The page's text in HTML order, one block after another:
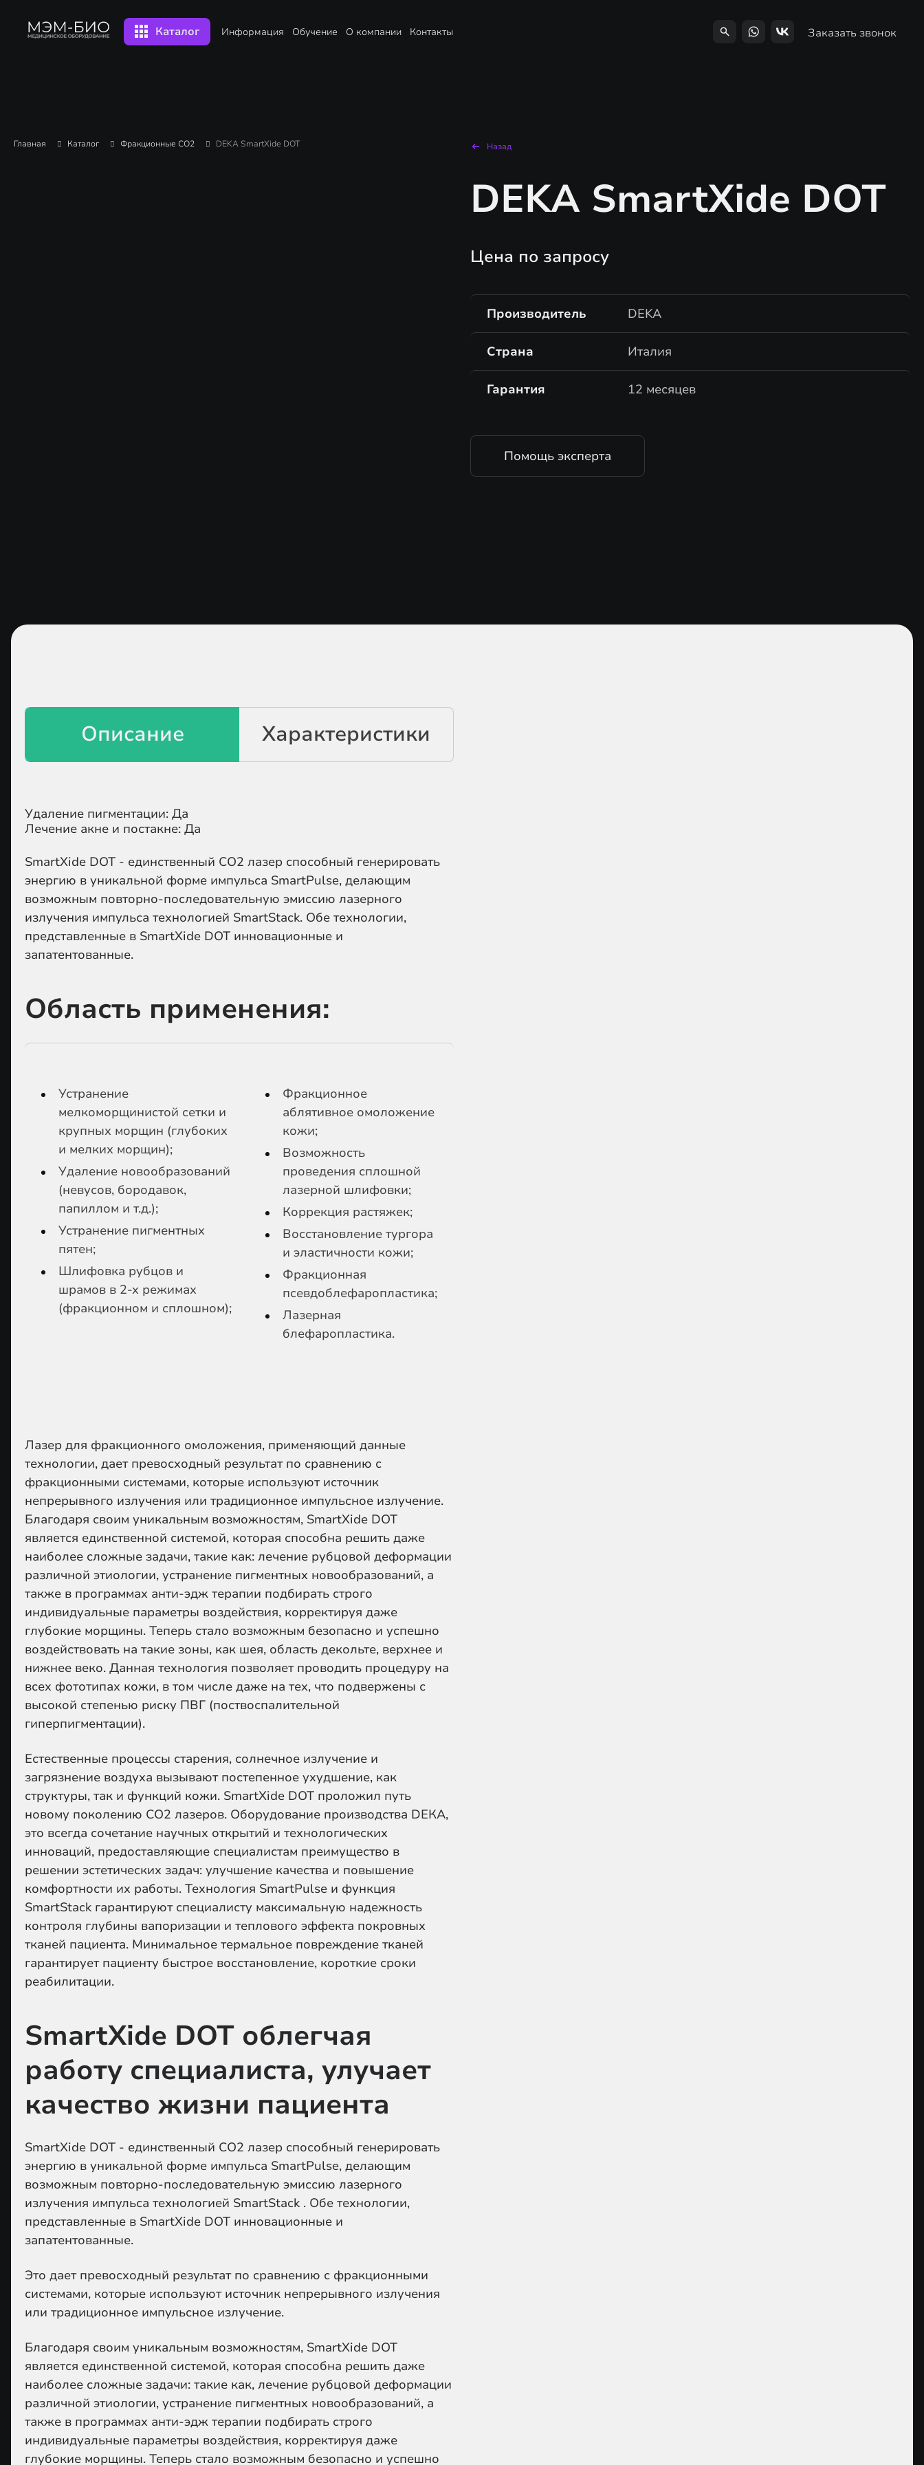
Каталог Информация Обучение О компании Контакты Заказать звонок
Главная Каталог Фракционные CO2 DEKA SmartXide DOT Назад
DEKA SmartXide DOT
Цена по запросу
Производитель DEKA
Страна Италия
Гарантия 12 месяцев
Помощь эксперта
Удаление пигментации: Да
Лечение акне и постакне: Да
SmartXide DOT - единственный СО2 лазер способный генерировать
энергию в уникальной форме импульса SmartPulse, делающим
возможным повторно-последовательную эмиссию лазерного
излучения импульса технологией SmartStack. Обе технологии,
представленные в SmartXide DOT инновационные и
запатентованные.
Область применения:
Устранение
мелкоморщинистой сетки и
крупных морщин (глубоких
и мелких морщин);
Удаление новообразований
(невусов, бородавок,
папиллом и т.д.);
Устранение пигментных
пятен;
Шлифовка рубцов и
шрамов в 2-х режимах
(фракционном и сплошном);
Фракционное
аблятивное омоложение
кожи;
Возможность
проведения сплошной
лазерной шлифовки;
Коррекция растяжек;
Восстановление тургора
и эластичности кожи;
Фракционная
псевдоблефаропластика;
Лазерная
блефаропластика.
Лазер для фракционного омоложения, применяющий данные
технологии, дает превосходный результат по сравнению с
фракционными системами, которые используют источник
непрерывного излучения или традиционное импульсное излучение.
Благодаря своим уникальным возможностям, SmartXide DOT
является единственной системой, которая способна решить даже
наиболее сложные задачи, такие как: лечение рубцовой деформации
различной этиологии, устранение пигментных новообразований, а
также в программах анти-эдж терапии подбирать строго
индивидуальные параметры воздействия, корректируя даже
глубокие морщины. Теперь стало возможным безопасно и успешно
воздействовать на такие зоны, как шея, область декольте, верхнее и
нижнее веко. Данная технология позволяет проводить процедуру на
всех фототипах кожи, в том числе даже на тех, что подвержены с
высокой степенью риску ПВГ (поствоспалительной
гиперпигментации).
Естественные процессы старения, солнечное излучение и
загрязнение воздуха вызывают постепенное ухудшение, как
структуры, так и функций кожи. SmartXide DOT проложил путь
новому поколению СО2 лазеров. Оборудование производства DЕКА,
это всегда сочетание научных открытий и технологических
инноваций, предоставляющие специалистам преимущество в
решении эстетических задач: улучшение качества и повышение
комфортности их работы. Технология SmartPulse и функция
SmartStack гарантируют специалисту максимальную надежность
контроля глубины вапоризации и теплового эффекта покровных
тканей пациента. Минимальное термальное повреждение тканей
гарантирует пациенту быстрое восстановление, короткие сроки
реабилитации.
SmartXide DOT облегчая
работу специалиста, улучает
качество жизни пациента
SmartXide DOT - единственный СО2 лазер способный генерировать
энергию в уникальной форме импульса SmartPulse, делающим
возможным повторно-последовательную эмиссию лазерного
излучения импульса технологией SmartStack . Обе технологии,
представленные в SmartXide DOT инновационные и
запатентованные.
Это дает превосходный результат по сравнению с фракционными
системами, которые используют источник непрерывного излучения
или традиционное импульсное излучение.
Благодаря своим уникальным возможностям, SmartXide DOT
является единственной системой, которая способна решить даже
наиболее сложные задачи: такие как, лечение рубцовой деформации
различной этиологии, устранение пигментных новообразований, а
также в программах анти-эдж терапии подбирать строго
индивидуальные параметры воздействия, корректируя даже
глубокие морщины. Теперь стало возможным безопасно и успешно